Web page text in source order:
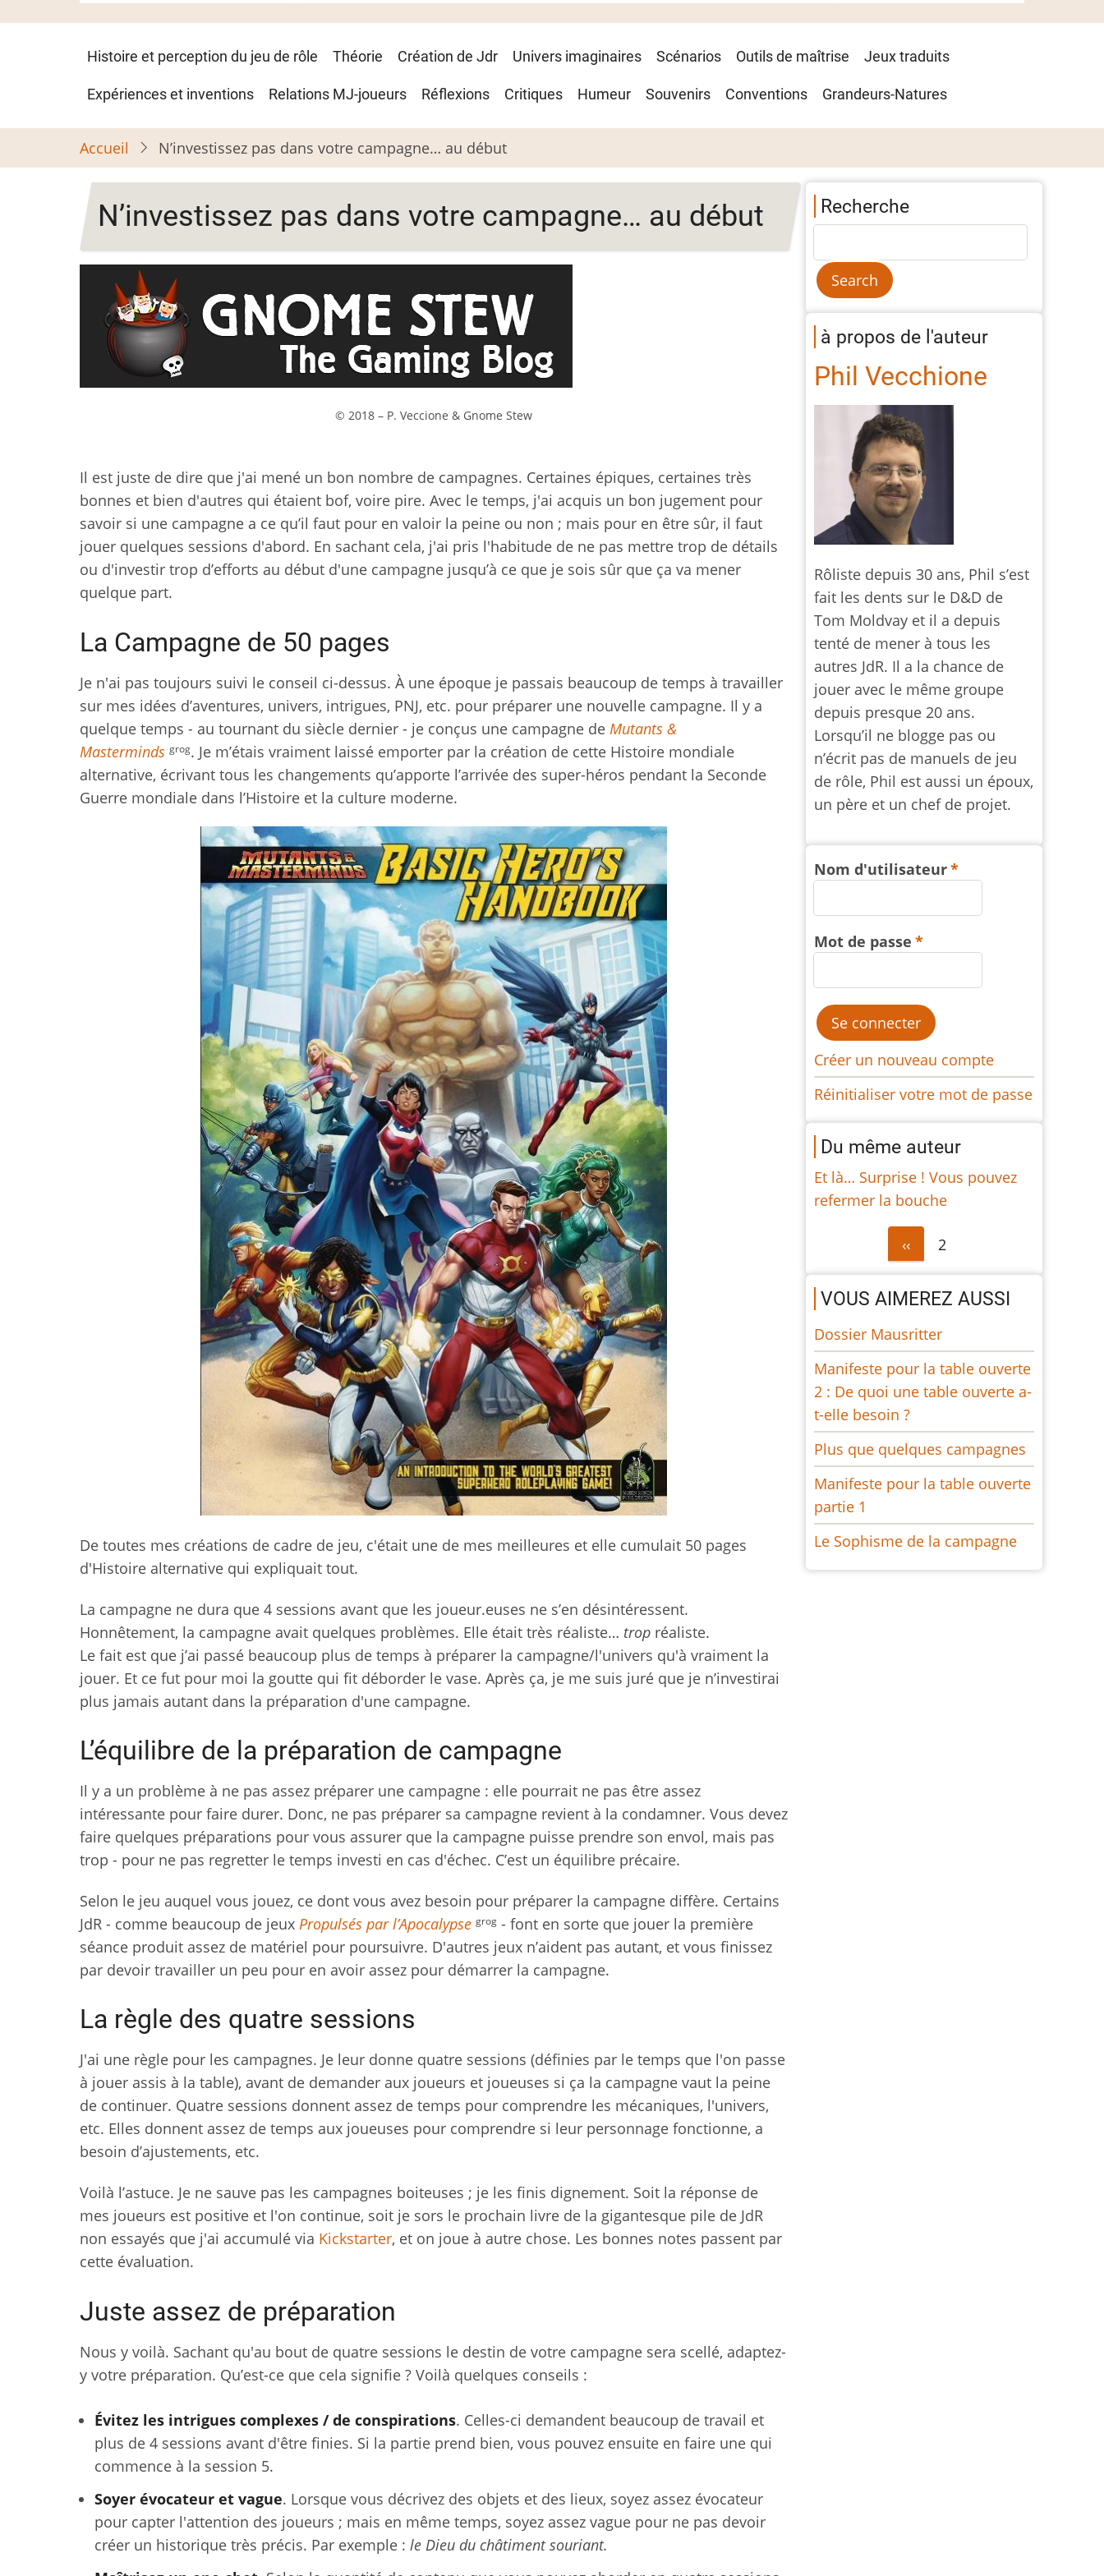
Navigation
principale
Histoire et perception du jeu de rôle Théorie Création de Jdr Univers imaginaires Scénarios Outils de maîtrise Jeux traduits
Expériences et inventions Relations MJ-joueurs Réflexions Critiques Humeur Souvenirs Conventions Grandeurs-Natures
Accueil N’investissez pas dans votre campagne… au début
N’investissez pas dans votre campagne… au début
© 2018 – P. Veccione & Gnome Stew
Il est juste de dire que j'ai mené un bon nombre de campagnes. Certaines épiques, certaines très
bonnes et bien d'autres qui étaient bof, voire pire. Avec le temps, j'ai acquis un bon jugement pour
savoir si une campagne a ce qu’il faut pour en valoir la peine ou non ; mais pour en être sûr, il faut
jouer quelques sessions d'abord. En sachant cela, j'ai pris l'habitude de ne pas mettre trop de détails
ou d'investir trop d’efforts au début d'une campagne jusqu’à ce que je sois sûr que ça va mener
quelque part.
La Campagne de 50 pages
Je n'ai pas toujours suivi le conseil ci-dessus. À une époque je passais beaucoup de temps à travailler
sur mes idées d’aventures, univers, intrigues, PNJ, etc. pour préparer une nouvelle campagne. Il y a
quelque temps - au tournant du siècle dernier - je conçus une campagne de Mutants &
Masterminds grog. Je m’étais vraiment laissé emporter par la création de cette Histoire mondiale
alternative, écrivant tous les changements qu’apporte l’arrivée des super-héros pendant la Seconde
Guerre mondiale dans l’Histoire et la culture moderne.
De toutes mes créations de cadre de jeu, c'était une de mes meilleures et elle cumulait 50 pages
d'Histoire alternative qui expliquait tout.
La campagne ne dura que 4 sessions avant que les joueur.euses ne s’en désintéressent.
Honnêtement, la campagne avait quelques problèmes. Elle était très réaliste… trop réaliste.
Le fait est que j’ai passé beaucoup plus de temps à préparer la campagne/l'univers qu'à vraiment la
jouer. Et ce fut pour moi la goutte qui fit déborder le vase. Après ça, je me suis juré que je n’investirai
plus jamais autant dans la préparation d'une campagne.
L’équilibre de la préparation de campagne
Il y a un problème à ne pas assez préparer une campagne : elle pourrait ne pas être assez
intéressante pour faire durer. Donc, ne pas préparer sa campagne revient à la condamner. Vous devez
faire quelques préparations pour vous assurer que la campagne puisse prendre son envol, mais pas
trop - pour ne pas regretter le temps investi en cas d'échec. C’est un équilibre précaire.
Selon le jeu auquel vous jouez, ce dont vous avez besoin pour préparer la campagne diffère. Certains
JdR - comme beaucoup de jeux Propulsés par l’Apocalypse grog - font en sorte que jouer la première
séance produit assez de matériel pour poursuivre. D'autres jeux n’aident pas autant, et vous finissez
par devoir travailler un peu pour en avoir assez pour démarrer la campagne.
La règle des quatre sessions
J'ai une règle pour les campagnes. Je leur donne quatre sessions (définies par le temps que l'on passe
à jouer assis à la table), avant de demander aux joueurs et joueuses si ça la campagne vaut la peine
de continuer. Quatre sessions donnent assez de temps pour comprendre les mécaniques, l'univers,
etc. Elles donnent assez de temps aux joueuses pour comprendre si leur personnage fonctionne, a
besoin d’ajustements, etc.
Voilà l’astuce. Je ne sauve pas les campagnes boiteuses ; je les finis dignement. Soit la réponse de
mes joueurs est positive et l'on continue, soit je sors le prochain livre de la gigantesque pile de JdR
non essayés que j'ai accumulé via Kickstarter, et on joue à autre chose. Les bonnes notes passent par
cette évaluation.
Juste assez de préparation
Nous y voilà. Sachant qu'au bout de quatre sessions le destin de votre campagne sera scellé, adaptez-
y votre préparation. Qu’est-ce que cela signifie ? Voilà quelques conseils :
Évitez les intrigues complexes / de conspirations. Celles-ci demandent beaucoup de travail et
plus de 4 sessions avant d'être finies. Si la partie prend bien, vous pouvez ensuite en faire une qui
commence à la session 5.
Soyer évocateur et vague. Lorsque vous décrivez des objets et des lieux, soyez assez évocateur
pour capter l'attention des joueurs ; mais en même temps, soyez assez vague pour ne pas devoir
créer un historique très précis. Par exemple : le Dieu du châtiment souriant.
Recherche
à propos de l'auteur
Phil Vecchione
Rôliste depuis 30 ans, Phil s’est
fait les dents sur le D&D de
Tom Moldvay et il a depuis
tenté de mener à tous les
autres JdR. Il a la chance de
jouer avec le même groupe
depuis presque 20 ans.
Lorsqu’il ne blogge pas ou
n’écrit pas de manuels de jeu
de rôle, Phil est aussi un époux,
un père et un chef de projet.
Nom d'utilisateur
Mot de passe
Créer un nouveau compte
Réinitialiser votre mot de passe
Du même auteur
Et là… Surprise ! Vous pouvez
refermer la bouche
PaginationPage
précédente
‹‹ 2
VOUS AIMEREZ AUSSI
Dossier Mausritter
Manifeste pour la table ouverte
2 : De quoi une table ouverte a-
t-elle besoin ?
Plus que quelques campagnes
Manifeste pour la table ouverte
partie 1
Le Sophisme de la campagne